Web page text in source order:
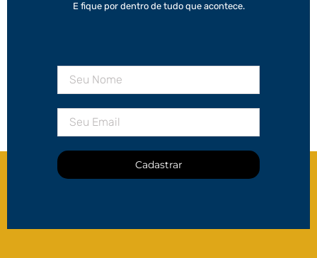
E fique por dentro de tudo que acontece.
Cadastrar